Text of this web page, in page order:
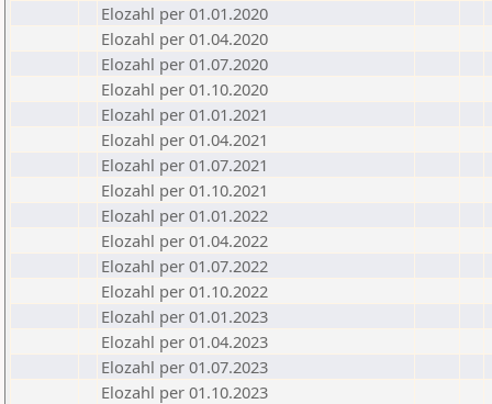
Elozahl per 01.01.2020
Elozahl per 01.04.2020
Elozahl per 01.07.2020
Elozahl per 01.10.2020
Elozahl per 01.01.2021
Elozahl per 01.04.2021
Elozahl per 01.07.2021
Elozahl per 01.10.2021
Elozahl per 01.01.2022
Elozahl per 01.04.2022
Elozahl per 01.07.2022
Elozahl per 01.10.2022
Elozahl per 01.01.2023
Elozahl per 01.04.2023
Elozahl per 01.07.2023
Elozahl per 01.10.2023